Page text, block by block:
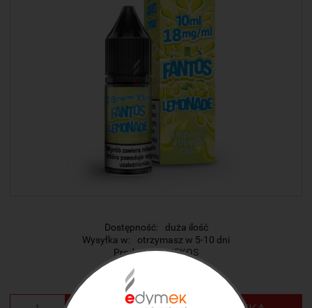
Dostępność:
duża ilość
Wysyłka w:
otrzymasz w 5-10 dni
Producent: KEKOS
Cena: